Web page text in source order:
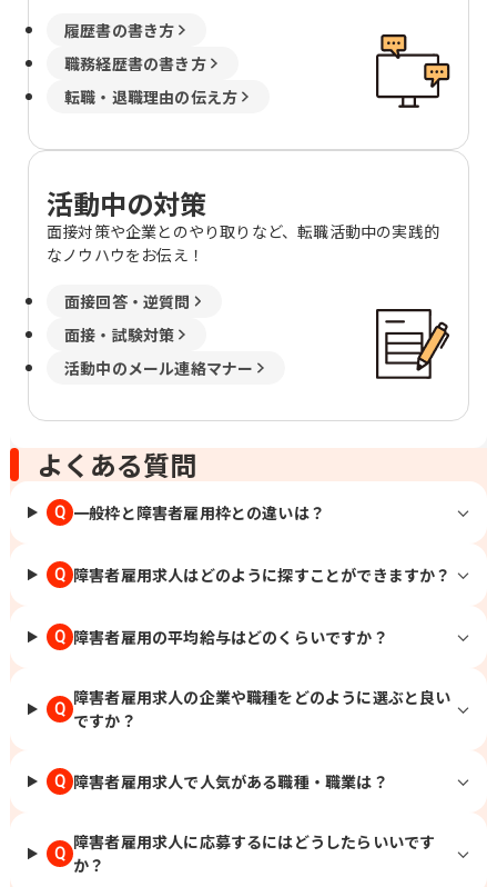
履歴書の書き方
職務経歴書の書き方
転職・退職理由の伝え方
活動中の対策
面接対策や企業とのやり取りなど、転職活動中の実践的
なノウハウをお伝え！
面接回答・逆質問
面接・試験対策
活動中のメール連絡マナー
よくある質問
Q 一般枠と障害者雇用枠との違いは？
Q 障害者雇用求人はどのように探すことができますか？
Q 障害者雇用の平均給与はどのくらいですか？
Q
障害者雇用求人の企業や職種をどのように選ぶと良い
ですか？
Q 障害者雇用求人で人気がある職種・職業は？
Q
障害者雇用求人に応募するにはどうしたらいいです
か？